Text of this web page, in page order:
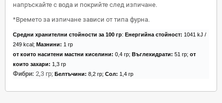
напръскайте с вода и покрийте след изпичане.
*Времето за изпичане зависи от типа фурна.
Средни хранителни стойности за 100 гр: Енергийна стойност: 1041 kJ /
249 kcal; Мазнини: 1 гр
от които наситени мастни киселини: 0,4 гр; Въглехидрати: 51 гр; от
които захари: 1,3 гр
Фибри: 2,3 гр; Белтъчини: 8,2 гр; Сол: 1,4 гр